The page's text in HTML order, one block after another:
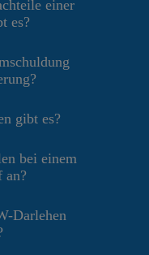
einer
es?
gibt es?
bei einem
an?
Darlehen